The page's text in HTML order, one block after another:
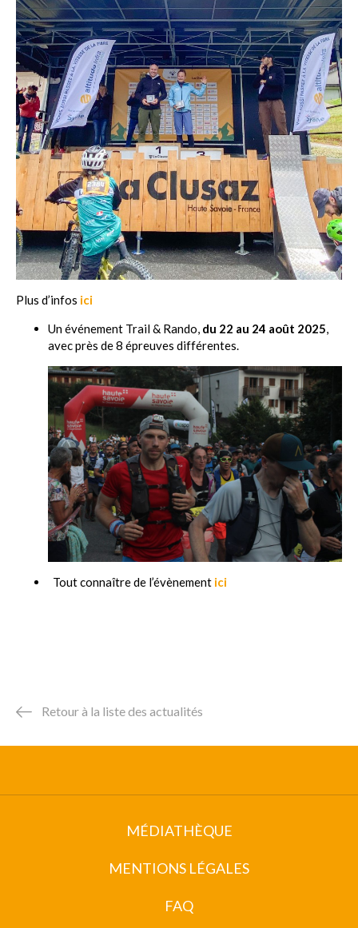
Plus d’infos ici
Un événement Trail & Rando, du 22 au 24 août 2025,
avec près de 8 épreuves différentes.
Tout connaître de l’évènement ici
Retour à la liste des actualités
MÉDIATHÈQUE
MENTIONS LÉGALES
FAQ